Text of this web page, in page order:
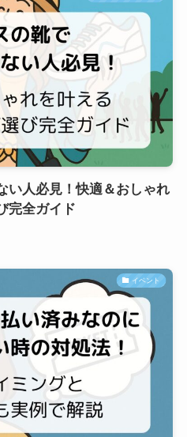
い人必見！快適＆おしゃれ
完全ガイド
イベント